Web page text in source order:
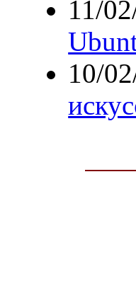
11/
10/